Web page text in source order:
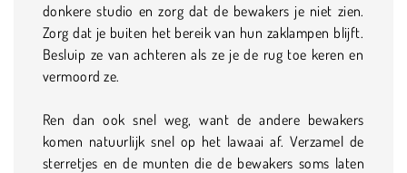
donkere studio en zorg dat de bewakers je niet zien.
Zorg dat je buiten het bereik van hun zaklampen blijft.
Besluip ze van achteren als ze je de rug toe keren en
vermoord ze.
Ren dan ook snel weg, want de andere bewakers
komen natuurlijk snel op het lawaai af. Verzamel de
sterretjes en de munten die de bewakers soms laten